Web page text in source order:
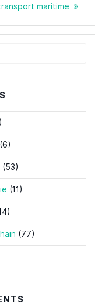
maritime
(6)
(53)
(11)
(77)